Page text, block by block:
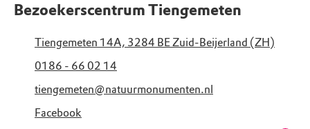
Bezoekerscentrum Tiengemeten
Tiengemeten 14A, 3284 BE Zuid-Beijerland (ZH)
0186 - 66 02 14
tiengemeten@natuurmonumenten.nl
Facebook